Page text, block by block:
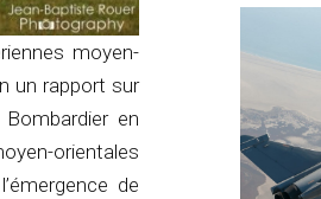
moyen-
un rapport sur
en
orientales
de